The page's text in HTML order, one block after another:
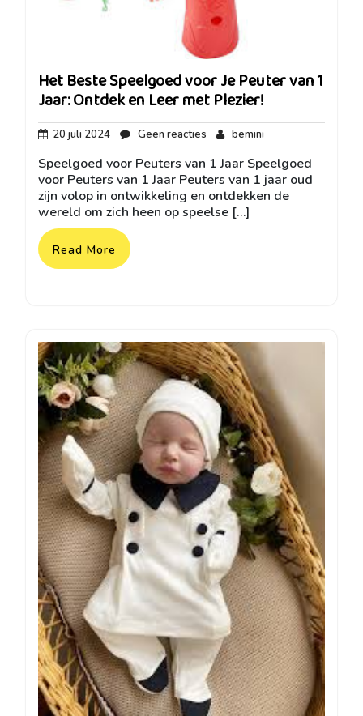
Het Beste Speelgoed voor Je Peuter van 1
Jaar: Ontdek en Leer met Plezier!
20 juli 202420
juli
2024
Geen reacties Geen
reacties
bemini
Speelgoed voor Peuters van 1 Jaar Speelgoed
voor Peuters van 1 Jaar Peuters van 1 jaar oud
zijn volop in ontwikkeling en ontdekken de
wereld om zich heen op speelse […]
Read More